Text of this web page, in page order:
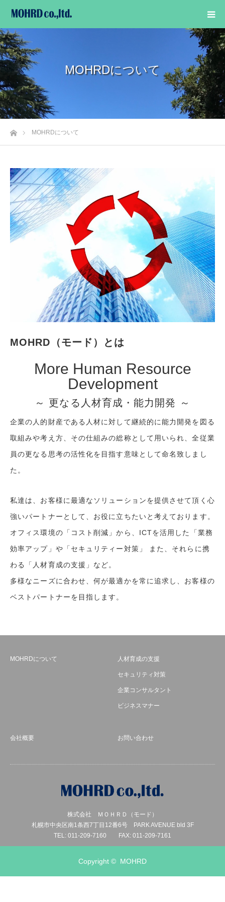
MOHRDについて
ホームMOHRDについて
MOHRD（モード）とは
More Human Resource
Development
～ 更なる人材育成・能力開発 ～
企業の人的財産である人材に対して継続的に能力開発を図る
取組みや考え方、その仕組みの総称として用いられ、全従業
員の更なる思考の活性化を目指す意味として命名致しまし
た。
私達は、お客様に最適なソリューションを提供させて頂く心
強いパートナーとして、お役に立ちたいと考えております。
オフィス環境の「コスト削減」から、ICTを活用した「業務
効率アップ」や「セキュリティー対策」 また、それらに携
わる「人材育成の支援」など。
多様なニーズに合わせ、何が最適かを常に追求し、お客様の
ベストパートナーを目指します。
MOHRDについて 人材育成の支援
セキュリティ対策
企業コンサルタント
ビジネスマナー
会社概要 お問い合わせ
株式会社 ＭＯＨＲＤ（モード）
札幌市中央区南1条西7丁目12番6号 PARK AVENUE bld 3F
TEL: 011-209-7160 FAX: 011-209-7161
Copyright © MOHRD